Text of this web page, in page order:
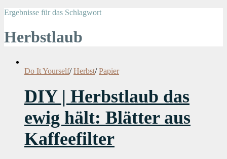
Ergebnisse für das Schlagwort
Herbstlaub
Do It Yourself/ Herbst/ Papier
DIY | Herbstlaub das
ewig hält: Blätter aus
Kaffeefilter